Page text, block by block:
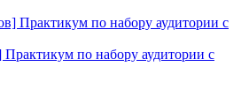
по набору аудитории с